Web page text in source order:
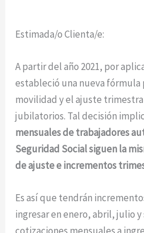
Estimada/o Clienta/e:
A partir del año 2021, por
estableció una nueva fórmula
movilidad y el ajuste
jubilatorios. Tal decisión
mensuales de trabajadores
Seguridad Social siguen la
de ajuste e incrementos
Es así que tendrán
ingresar en enero, abril, julio